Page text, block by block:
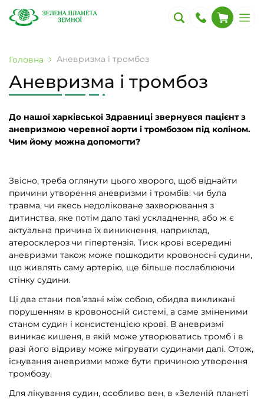
Головна Аневризма і тромбоз
Аневризма і тромбоз
До нашої харківської Здравниці звернувся пацієнт з
аневризмою черевної аорти і тромбозом під коліном.
Чим йому можна допомогти?
Звісно, треба оглянути цього хворого, щоб віднайти
причини утворення аневризми і тромбів: чи була
травма, чи якесь недоліковане захворювання з
дитинства, яке потім дало такі ускладнення, або ж є
актуальна причина їх виникнення, наприклад,
атеросклероз чи гіпертензія. Тиск крові всередині
аневризми також може пошкодити кровоносні судини,
що живлять саму артерію, ще більше послаблюючи
стінку судини.
Ці два стани пов’язані між собою, обидва викликані
порушенням в кровоносній системі, а саме зміненими
станом судин і консистенцією крові. В аневризмі
виникає кишеня, в якій може утворюватись тромб і в
разі його відриву може мігрувати судинами далі. Отож,
існування аневризми може бути причиною утворення
тромбозу.
Для лікування судин, особливо вен, в «Зеленій планеті